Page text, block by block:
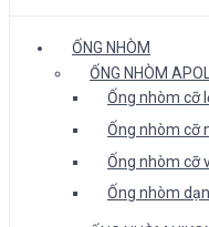
ỐNG NHÒM
ỐNG NHÒM
Ống nhòm cỡ
Ống nhòm cỡ
Ống nhòm cỡ
Ống nhòm